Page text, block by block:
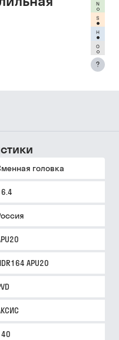
?
головка
APU20